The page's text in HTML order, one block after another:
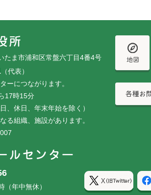
たま市浦和区常盤六丁目4番4号
（代表）
ーにつながります。
17時15分
、休日、年末年始を除く）
る組織、施設があります。
（年中無休）